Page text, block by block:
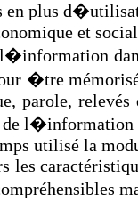
plus
et
�tre
parole,
l�information
utilisé la